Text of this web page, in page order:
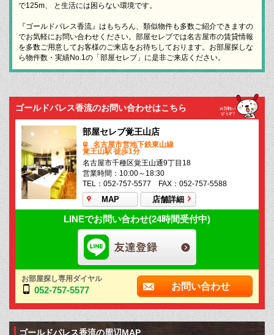
で125m、 と生活には困らない環境です。
『ゴールドパレス香流』はもちろん、類似物件も多数ご紹介できますの
でお気軽にお問い合わせください。部屋セレブでは名古屋市の賃貸情報
を多数ご用意してお客様のご来店をお待ちしております。お部屋探しな
ら物件数・実績No.1の「部屋セレブ」に是非ご来店ください。
ゴールドパレス香流のお問い合わせはこちら
部屋セレブ覚王山店
名古屋市営地下鉄東山線
覚王山駅 徒歩1分
名古屋市千種区覚王山通9丁目18
営業時間：10:00～18:30
TEL：052-757-5577 FAX：052-757-5588
MAP 店舗詳細
LINEでお問い合わせ(24時間受付中)
お部屋探し専用ダイヤル
052-757-5577 お問い合わせ
ゴールドパレス香流の周辺MAP